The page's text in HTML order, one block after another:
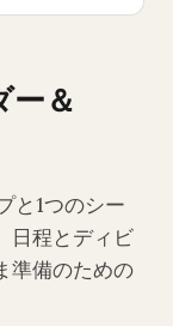
ー＆
と1つのシー
日程とディビ
準備のための